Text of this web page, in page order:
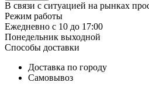
В связи с ситуацией на рынках
Режим работы
Ежедневно с 10 до 17:00
Понедельник выходной
Способы доставки
Доставка по городу
Самовывоз